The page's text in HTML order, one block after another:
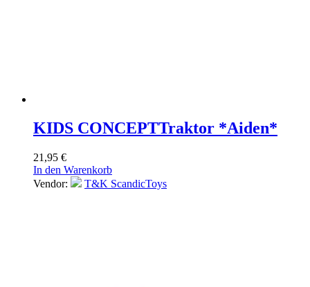
KIDS CONCEPTTraktor *Aiden*
21,95 €
In den Warenkorb
Vendor:
T&K ScandicToys